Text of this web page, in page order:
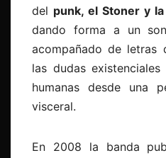
del punk, el Stoner y
dando forma a un
acompañado de letras
las dudas
humanas desde una
visceral.
En 2008 la banda